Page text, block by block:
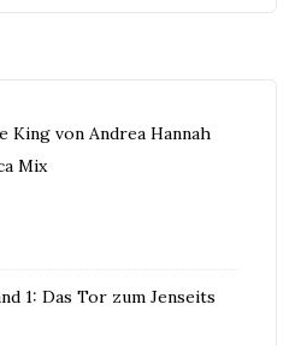
King von Andrea Hannah
Mix
1: Das Tor zum Jenseits